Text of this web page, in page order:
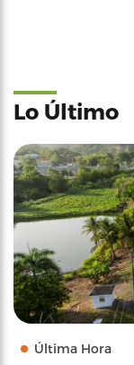
Lo Último
Última Hora